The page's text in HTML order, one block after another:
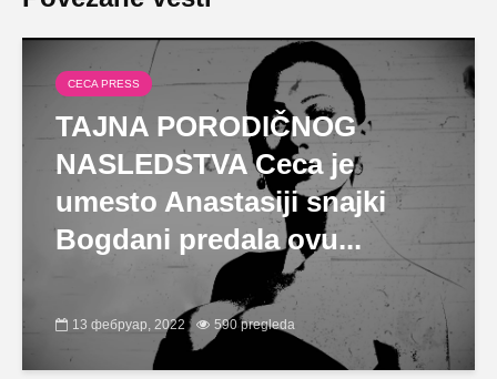
CECA PRESS
TAJNA PORODIČNOG
NASLEDSTVA Ceca je
umesto Anastasiji snajki
Bogdani predala ovu...
13 фебруар, 2022 590 pregleda